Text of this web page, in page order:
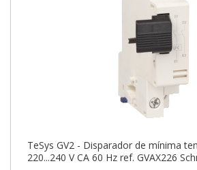
TeSys GV2 - Disparador de mínima
220...240 V CA 60 Hz ref. GVAX226